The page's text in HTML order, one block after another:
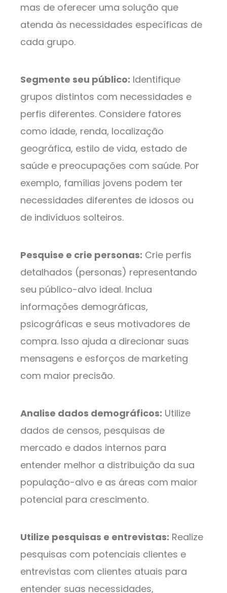
mas de oferecer uma solução que
atenda às necessidades específicas de
cada grupo.
Segmente seu público: Identifique
grupos distintos com necessidades e
perfis diferentes. Considere fatores
como idade, renda, localização
geográfica, estilo de vida, estado de
saúde e preocupações com saúde. Por
exemplo, famílias jovens podem ter
necessidades diferentes de idosos ou
de indivíduos solteiros.
Pesquise e crie personas: Crie perfis
detalhados (personas) representando
seu público-alvo ideal. Inclua
informações demográficas,
psicográficas e seus motivadores de
compra. Isso ajuda a direcionar suas
mensagens e esforços de marketing
com maior precisão.
Analise dados demográficos: Utilize
dados de censos, pesquisas de
mercado e dados internos para
entender melhor a distribuição da sua
população-alvo e as áreas com maior
potencial para crescimento.
Utilize pesquisas e entrevistas: Realize
pesquisas com potenciais clientes e
entrevistas com clientes atuais para
entender suas necessidades,